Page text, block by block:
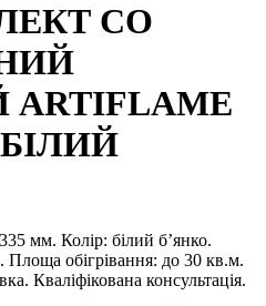
СО
БІЛИЙ
мм. Колір: білий б’янко.
обігрівання: до 30 кв.м.
Кваліфікована консультація.